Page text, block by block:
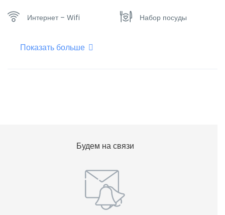
Интернет – Wifi Набор посуды
Отопление
Показать больше
Будем на связи